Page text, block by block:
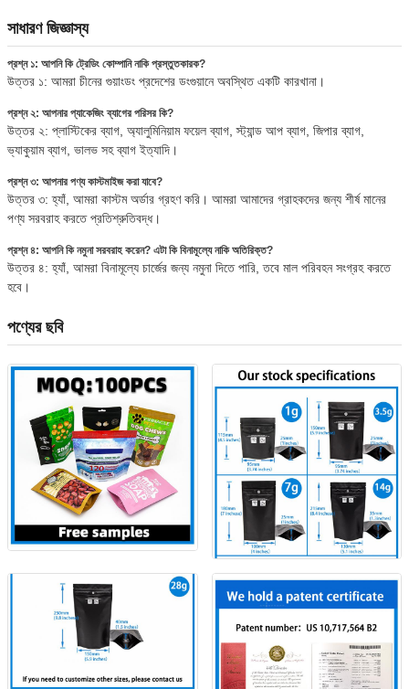
সাধারণ জিজ্ঞাস্য
প্রশ্ন ১: আপনি কি ট্রেডিং কোম্পানি নাকি প্রস্তুতকারক?
উত্তর ১: আমরা চীনের গুয়াংডং প্রদেশের ডংগুয়ানে অবস্থিত একটি কারখানা।
প্রশ্ন ২: আপনার প্যাকেজিং ব্যাগের পরিসর কি?
উত্তর ২: প্লাস্টিকের ব্যাগ, অ্যালুমিনিয়াম ফয়েল ব্যাগ, স্ট্যান্ড আপ ব্যাগ, জিপার ব্যাগ,
ভ্যাকুয়াম ব্যাগ, ভালভ সহ ব্যাগ ইত্যাদি।
প্রশ্ন ৩: আপনার পণ্য কাস্টমাইজ করা যাবে?
উত্তর ৩: হ্যাঁ, আমরা কাস্টম অর্ডার গ্রহণ করি। আমরা আমাদের গ্রাহকদের জন্য শীর্ষ মানের
পণ্য সরবরাহ করতে প্রতিশ্রুতিবদ্ধ।
প্রশ্ন ৪: আপনি কি নমুনা সরবরাহ করেন? এটা কি বিনামূল্যে নাকি অতিরিক্ত?
উত্তর ৪: হ্যাঁ, আমরা বিনামূল্যে চার্জের জন্য নমুনা দিতে পারি, তবে মাল পরিবহন সংগ্রহ করতে
হবে।
পণ্যের ছবি